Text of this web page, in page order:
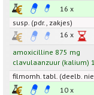
16 x
susp. (pdr., zakjes)
16 x
amoxicilline 875 mg
clavulaanzuur (kalium)
filmomh. tabl. (deelb.
10 x